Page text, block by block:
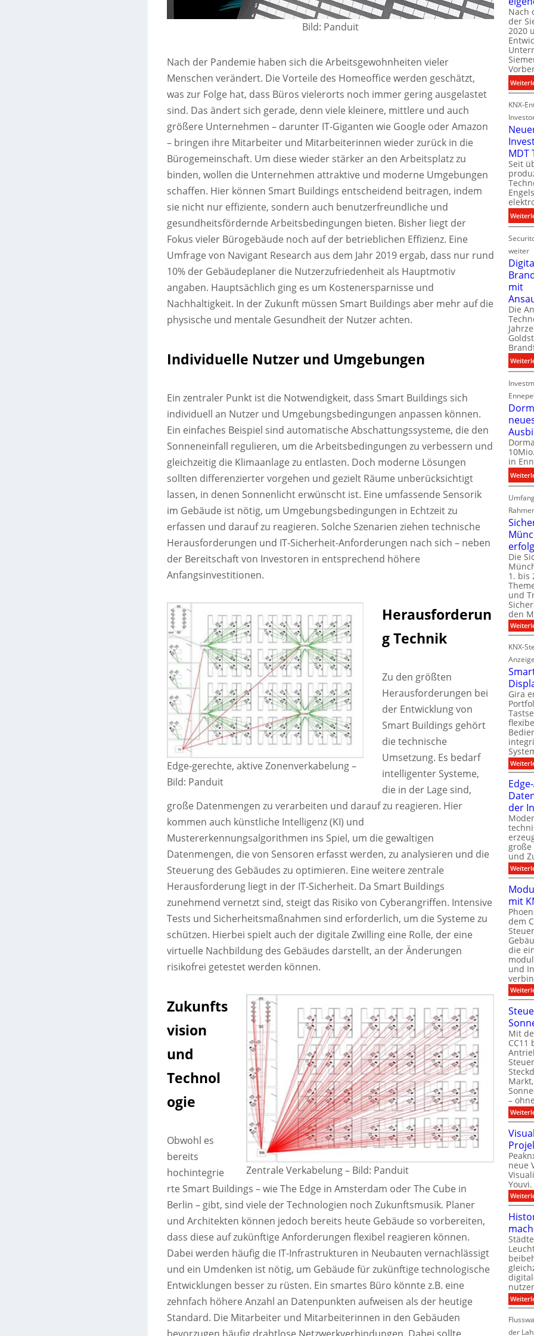
Bild: Panduit
Nach der Pandemie haben sich die Arbeitsgewohnheiten vieler
Menschen verändert. Die Vorteile des Homeoffice werden geschätzt,
was zur Folge hat, dass Büros vielerorts noch immer gering ausgelastet
sind. Das ändert sich gerade, denn viele kleinere, mittlere und auch
größere Unternehmen – darunter IT-Giganten wie Google oder Amazon
– bringen ihre Mitarbeiter und Mitarbeiterinnen wieder zurück in die
Bürogemeinschaft. Um diese wieder stärker an den Arbeitsplatz zu
binden, wollen die Unternehmen attraktive und moderne Umgebungen
schaffen. Hier können Smart Buildings entscheidend beitragen, indem
sie nicht nur effiziente, sondern auch benutzerfreundliche und
gesundheitsfördernde Arbeitsbedingungen bieten. Bisher liegt der
Fokus vieler Bürogebäude noch auf der betrieblichen Effizienz. Eine
Umfrage von Navigant Research aus dem Jahr 2019 ergab, dass nur rund
10% der Gebäudeplaner die Nutzerzufriedenheit als Hauptmotiv
angaben. Hauptsächlich ging es um Kostenersparnisse und
Nachhaltigkeit. In der Zukunft müssen Smart Buildings aber mehr auf die
physische und mentale Gesundheit der Nutzer achten.
Individuelle Nutzer und Umgebungen
Ein zentraler Punkt ist die Notwendigkeit, dass Smart Buildings sich
individuell an Nutzer und Umgebungsbedingungen anpassen können.
Ein einfaches Beispiel sind automatische Abschattungssysteme, die den
Sonneneinfall regulieren, um die Arbeitsbedingungen zu verbessern und
gleichzeitig die Klimaanlage zu entlasten. Doch moderne Lösungen
sollten differenzierter vorgehen und gezielt Räume unberücksichtigt
lassen, in denen Sonnenlicht erwünscht ist. Eine umfassende Sensorik
im Gebäude ist nötig, um Umgebungsbedingungen in Echtzeit zu
erfassen und darauf zu reagieren. Solche Szenarien ziehen technische
Herausforderungen und IT-Sicherheit-Anforderungen nach sich – neben
der Bereitschaft von Investoren in entsprechend höhere
Anfangsinvestitionen.
Edge-gerechte, aktive Zonenverkabelung –
Bild: Panduit
Herausforderun
g Technik
Zu den größten
Herausforderungen bei
der Entwicklung von
Smart Buildings gehört
die technische
Umsetzung. Es bedarf
intelligenter Systeme,
die in der Lage sind,
große Datenmengen zu verarbeiten und darauf zu reagieren. Hier
kommen auch künstliche Intelligenz (KI) und
Mustererkennungsalgorithmen ins Spiel, um die gewaltigen
Datenmengen, die von Sensoren erfasst werden, zu analysieren und die
Steuerung des Gebäudes zu optimieren. Eine weitere zentrale
Herausforderung liegt in der IT-Sicherheit. Da Smart Buildings
zunehmend vernetzt sind, steigt das Risiko von Cyberangriffen. Intensive
Tests und Sicherheitsmaßnahmen sind erforderlich, um die Systeme zu
schützen. Hierbei spielt auch der digitale Zwilling eine Rolle, der eine
virtuelle Nachbildung des Gebäudes darstellt, an der Änderungen
risikofrei getestet werden können.
Zentrale Verkabelung – Bild: Panduit
Zukunfts
vision
und
Technol
ogie
Obwohl es
bereits
hochintegrie
rte Smart Buildings – wie The Edge in Amsterdam oder The Cube in
Berlin – gibt, sind viele der Technologien noch Zukunftsmusik. Planer
und Architekten können jedoch bereits heute Gebäude so vorbereiten,
dass diese auf zukünftige Anforderungen flexibel reagieren können.
Dabei werden häufig die IT-Infrastrukturen in Neubauten vernachlässigt
und ein Umdenken ist nötig, um Gebäude für zukünftige technologische
Entwicklungen besser zu rüsten. Ein smartes Büro könnte z.B. eine
zehnfach höhere Anzahl an Datenpunkten aufweisen als der heutige
Standard. Die Mitarbeiter und Mitarbeiterinnen in den Gebäuden
l
e
c
t
g
s
t
c
i
k
i
g
i
t
l
P
d
t
a
t
Nach
der
2020
KNX-
MDT
Seit
weiter
mit
Die
in
Die
1. bis
und
den
KNX-
Anzeige
Gira
der
große
und
mit
dem
die
und
Mit
CC11
–
neue
Youvi.
der